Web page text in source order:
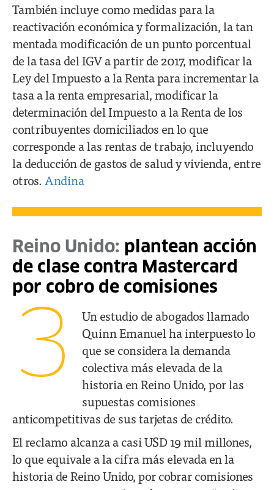
También incluye como medidas para la
reactivación económica y formalización, la tan
mentada modificación de un punto porcentual
de la tasa del IGV a partir de 2017, modificar la
Ley del Impuesto a la Renta para incrementar la
tasa a la renta empresarial, modificar la
determinación del Impuesto a la Renta de los
contribuyentes domiciliados en lo que
corresponde a las rentas de trabajo, incluyendo
la deducción de gastos de salud y vivienda, entre
otros. Andina
Reino Unido: plantean acción
de clase contra Mastercard
por cobro de comisiones
3
Un estudio de abogados llamado
Quinn Emanuel ha interpuesto lo
que se considera la demanda
colectiva más elevada de la
historia en Reino Unido, por las
supuestas comisiones
anticompetitivas de sus tarjetas de crédito.
El reclamo alcanza a casi USD 19 mil millones,
lo que equivale a la cifra más elevada en la
historia de Reino Unido, por cobrar comisiones